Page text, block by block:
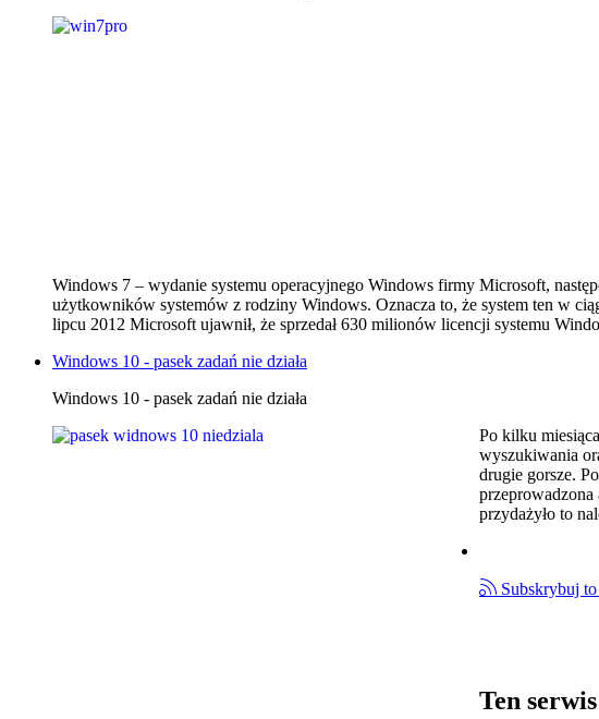
Windows 7 – wydanie systemu operacyjnego Windows firmy Microsoft,
użytkowników systemów z rodziny Windows. Oznacza to, że system ten w
lipcu 2012 Microsoft ujawnił, że sprzedał 630 milionów licencji systemu
Windows 10 - pasek zadań nie działa
Windows 10 - pasek zadań nie działa
Po kilku
wyszukiwania
drugie gorsze.
przeprowadzona
przydażyło to
Subskrybuj to
Ten